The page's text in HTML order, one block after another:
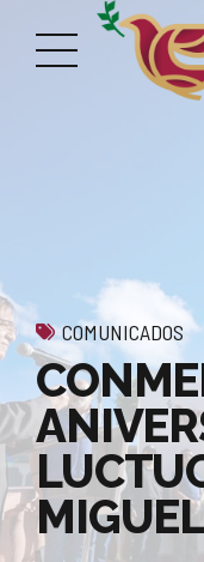
COMUNICADOS